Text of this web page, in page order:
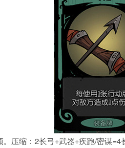
压缩：2长弓+武器+疾跑/密谋